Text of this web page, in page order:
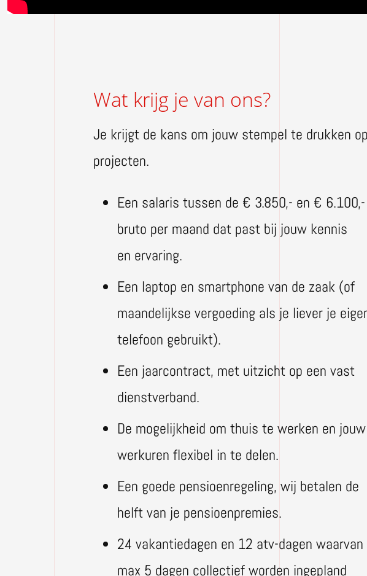
Wat krijg je van ons?
Je krijgt de kans om jouw stempel te drukken
projecten.
Een salaris tussen de € 3.850,- en € 6.100,-
bruto per maand dat past bij jouw kennis
en ervaring.
Een laptop en smartphone van de zaak (of
maandelijkse vergoeding als je liever je
telefoon gebruikt).
Een jaarcontract, met uitzicht op een vast
dienstverband.
De mogelijkheid om thuis te werken en jouw
werkuren flexibel in te delen.
Een goede pensioenregeling, wij betalen de
helft van je pensioenpremies.
24 vakantiedagen en 12 atv-dagen waarvan
max 5 dagen collectief worden ingepland